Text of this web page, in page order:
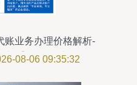
账业务办理价格解析-
务】代理代办
08-06 09:35:32